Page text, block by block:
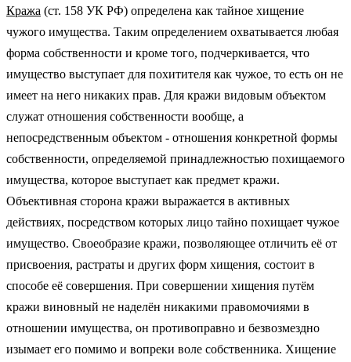
Кража (ст. 158 УК РФ) определена как тайное хищение
чужого имущества. Таким определением охватывается любая
форма собственности и кроме того, подчеркивается, что
имущество выступает для похитителя как чужое, то есть он не
имеет на него никаких прав. Для кражи видовым объектом
служат отношения собственности вообще, а
непосредственным объектом - отношения конкретной формы
собственности, определяемой принадлежностью похищаемого
имущества, которое выступает как предмет кражи.
Объективная сторона кражи выражается в активных
действиях, посредством которых лицо тайно похищает чужое
имущество. Своеобразие кражи, позволяющее отличить её от
присвоения, растраты и других форм хищения, состоит в
способе её совершения. При совершении хищения путём
кражи виновный не наделён никакими правомочиями в
отношении имущества, он противоправно и безвозмездно
изымает его помимо и вопреки воле собственника. Хищение